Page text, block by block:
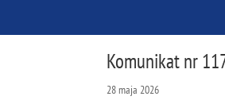
Komunikat nr
28 maja 2026